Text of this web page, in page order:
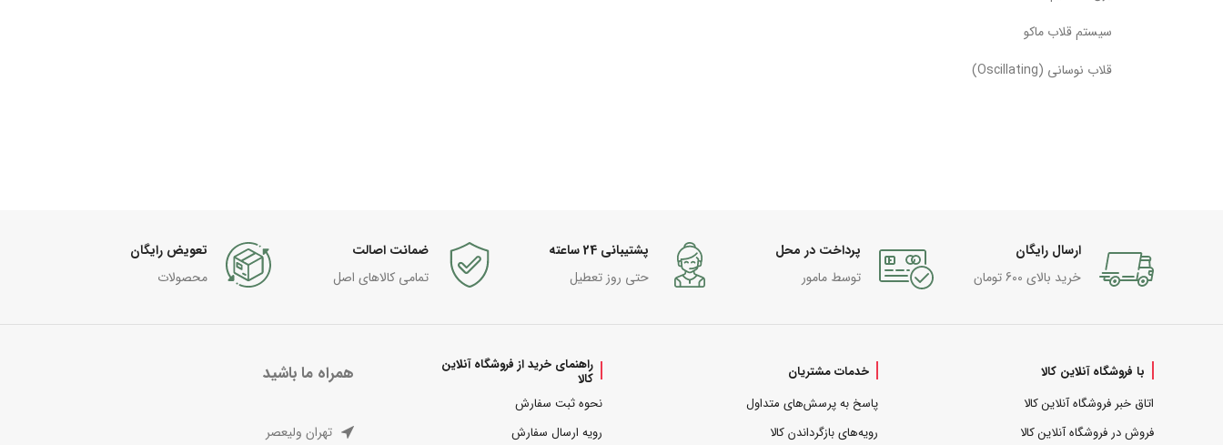
سیستم قلاب ماکو
قلاب نوسانی (Oscillating)
ارسال رایگان
خرید بالای 600 تومان
پرداخت در محل
توسط مامور
پشتیبانی 24 ساعته
حتی روز تعطیل
ضمانت اصالت
تمامی کالاهای اصل
تعویض رایگان
محصولات
با فروشگاه آنلاین کالا
اتاق خبر فروشگاه آنلاین کالا
فروش در فروشگاه آنلاین کالا
خدمات مشتریان
پاسخ به پرسش‌های متداول
رویه‌های بازگرداندن کالا
راهنمای خرید از فروشگاه آنلاین
کالا
نحوه ثبت سفارش
رویه ارسال سفارش
همراه ما باشید
تهران ولیعصر